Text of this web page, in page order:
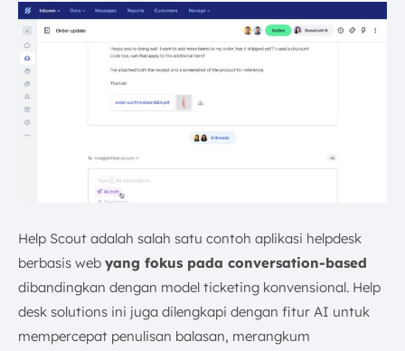
Help Scout adalah salah satu contoh aplikasi helpdesk
berbasis web yang fokus pada conversation-based
dibandingkan dengan model ticketing konvensional. Help
desk solutions ini juga dilengkapi dengan fitur AI untuk
mempercepat penulisan balasan, merangkum